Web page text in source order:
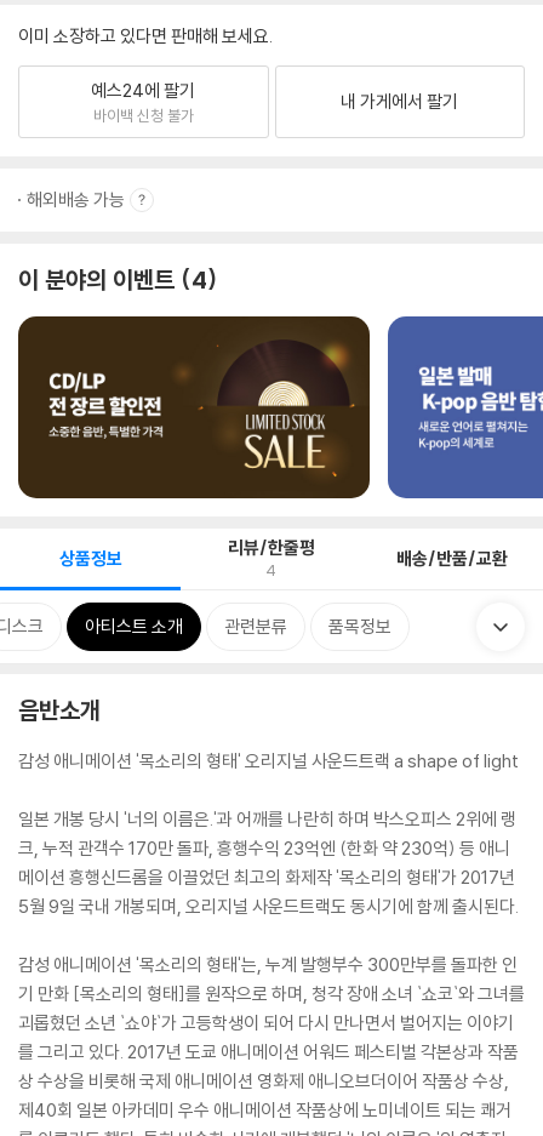
이미 소장하고 있다면 판매해 보세요.
예스24에 팔기
바이백 신청 불가
내 가게에서 팔기
해외배송 가능
이 분야의 이벤트 4
상품정보 리뷰/한줄평
4 배송/반품/교환
스크 아티스트 소개 관련분류 품목정보
음반소개
감성 애니메이션 '목소리의 형태' 오리지널 사운드트랙 a shape of light
일본 개봉 당시 '너의 이름은.'과 어깨를 나란히 하며 박스오피스 2위에 랭
크, 누적 관객수 170만 돌파, 흥행수익 23억엔 (한화 약 230억) 등 애니
메이션 흥행신드롬을 이끌었던 최고의 화제작 '목소리의 형태'가 2017년
5월 9일 국내 개봉되며, 오리지널 사운드트랙도 동시기에 함께 출시된다.
감성 애니메이션 '목소리의 형태'는, 누계 발행부수 300만부를 돌파한 인
기 만화 [목소리의 형태]를 원작으로 하며, 청각 장애 소녀 `쇼코`와 그녀를
괴롭혔던 소년 `쇼야`가 고등학생이 되어 다시 만나면서 벌어지는 이야기
를 그리고 있다. 2017년 도쿄 애니메이션 어워드 페스티벌 각본상과 작품
상 수상을 비롯해 국제 애니메이션 영화제 애니오브더이어 작품상 수상,
제40회 일본 아카데미 우수 애니메이션 작품상에 노미네이트 되는 쾌거